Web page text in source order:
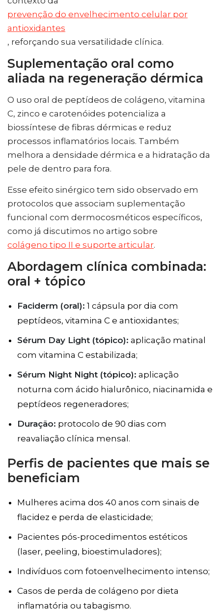
prevenção do envelhecimento celular por
antioxidantes
, reforçando sua versatilidade clínica.
Suplementação oral como
aliada na regeneração dérmica
O uso oral de peptídeos de colágeno, vitamina
C, zinco e carotenóides potencializa a
biossíntese de fibras dérmicas e reduz
processos inflamatórios locais. Também
melhora a densidade dérmica e a hidratação da
pele de dentro para fora.
Esse efeito sinérgico tem sido observado em
protocolos que associam suplementação
funcional com dermocosméticos específicos,
como já discutimos no artigo sobre
colágeno tipo II e suporte articular.
Abordagem clínica combinada:
oral + tópico
Faciderm (oral): 1 cápsula por dia com
peptídeos, vitamina C e antioxidantes;
Sérum Day Light (tópico): aplicação matinal
com vitamina C estabilizada;
Sérum Night Night (tópico): aplicação
noturna com ácido hialurônico, niacinamida e
peptídeos regeneradores;
Duração: protocolo de 90 dias com
reavaliação clínica mensal.
Perfis de pacientes que mais se
beneficiam
Mulheres acima dos 40 anos com sinais de
flacidez e perda de elasticidade;
Pacientes pós-procedimentos estéticos
(laser, peeling, bioestimuladores);
Indivíduos com fotoenvelhecimento intenso;
Casos de perda de colágeno por dieta
inflamatória ou tabagismo.